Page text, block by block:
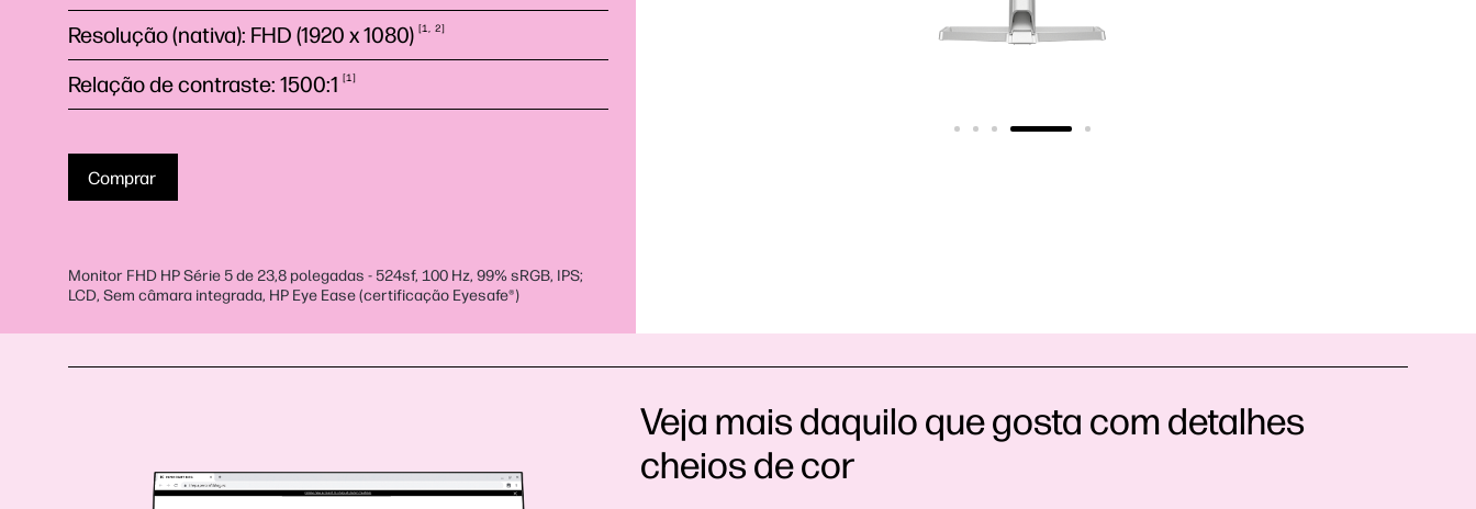
Resolução (nativa): FHD (1920 x1080) 1 2
Relação de contraste: 1500:1 1
Comprar
Monitor FHD HP Série 5 de 23,8 polegadas - 524sf, 100 Hz, 99% sRGB, IPS;
LCD, Sem câmara integrada, HP Eye Ease (certificação Eyesafe®)
Veja mais daquilo que gosta com detalhes
cheios de cor